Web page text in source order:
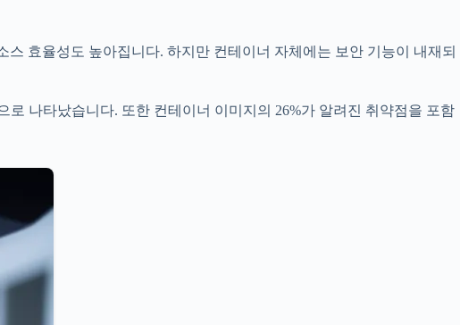
효율성도 높아집니다. 하지만 컨테이너 자체에는 보안 기능이 내재되
나타났습니다. 또한 컨테이너 이미지의 26%가 알려진 취약점을 포함